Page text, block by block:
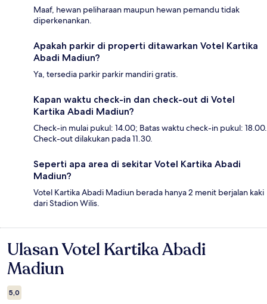
Maaf, hewan peliharaan maupun hewan pemandu tidak
diperkenankan.
Apakah parkir di properti ditawarkan Votel Kartika
Abadi Madiun?
Ya, tersedia parkir parkir mandiri gratis.
Kapan waktu check-in dan check-out di Votel
Kartika Abadi Madiun?
Check-in mulai pukul: 14.00; Batas waktu check-in pukul: 18.00.
Check-out dilakukan pada 11.30.
Seperti apa area di sekitar Votel Kartika Abadi
Madiun?
Votel Kartika Abadi Madiun berada hanya 2 menit berjalan kaki
dari Stadion Wilis.
Ulasan
Ulasan Votel Kartika Abadi
Madiun
5,0